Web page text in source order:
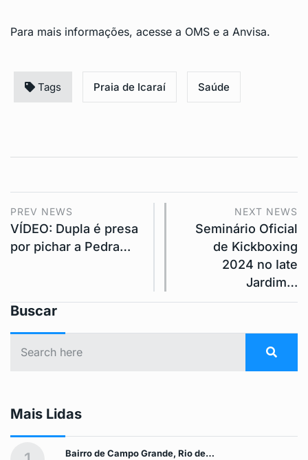
Para mais informações, acesse a OMS e a Anvisa.
Tags Praia de Icaraí Saúde
PREV NEWS
VÍDEO: Dupla é presa
por pichar a Pedra…
NEXT NEWS
Seminário Oficial
de Kickboxing
2024 no Iate
Jardim…
Buscar
Mais Lidas
Bairro de Campo Grande, Rio de…